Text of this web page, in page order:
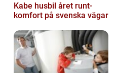
Kabe husbil året runt-
komfort på svenska vägar